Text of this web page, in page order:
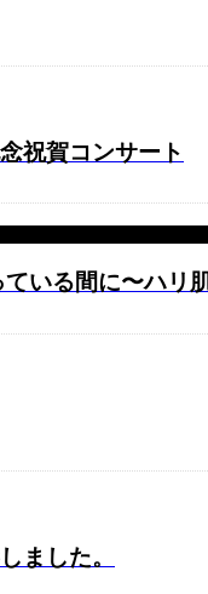
祝賀コンサート
いる間に〜ハリ
ました。